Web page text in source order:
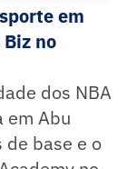
em
Biz no
dos NBA
em Abu
de base e o